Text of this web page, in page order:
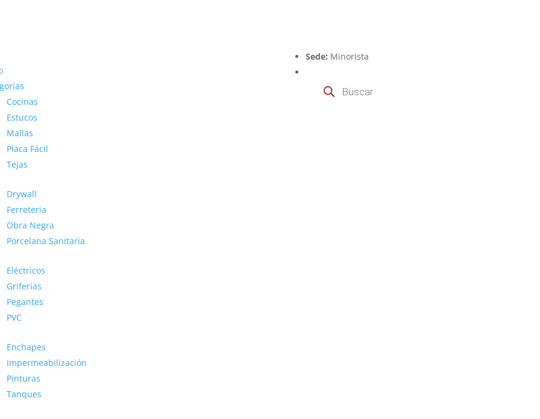
Cocinas
Estucos
Mallas
Placa Fácil
Tejas
Drywall
Ferreteria
Obra Negra
Porcelana Sanitaria
Eléctricos
Griferías
Pegantes
PVC
Enchapes
Impermeabilización
Pinturas
Tanques
Sede: Minorista
productos